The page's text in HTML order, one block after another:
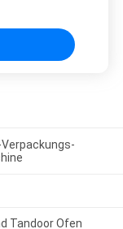
Tandoor Ofen